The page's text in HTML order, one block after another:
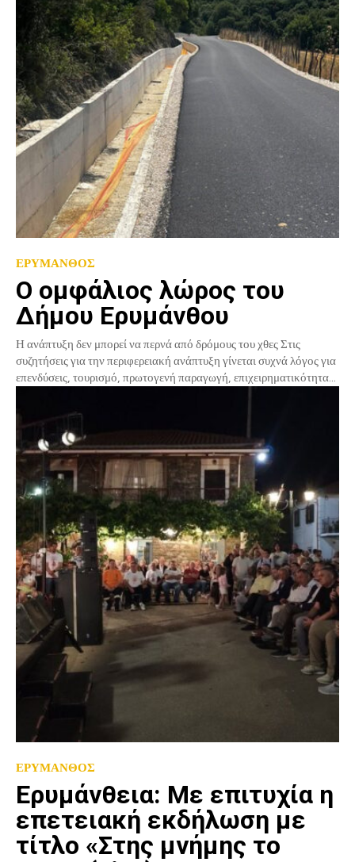
ΕΡΥΜΑΝΘΟΣ
Ο ομφάλιος λώρος του
Δήμου Ερυμάνθου
Η ανάπτυξη δεν μπορεί να περνά από δρόμους του χθες Στις
συζητήσεις για την περιφερειακή ανάπτυξη γίνεται συχνά λόγος για
επενδύσεις, τουρισμό, πρωτογενή παραγωγή, επιχειρηματικότητα...
ΕΡΥΜΑΝΘΟΣ
Eρυμάνθεια: Με επιτυχία η
επετειακή εκδήλωση με
τίτλο «Στης μνήμης το